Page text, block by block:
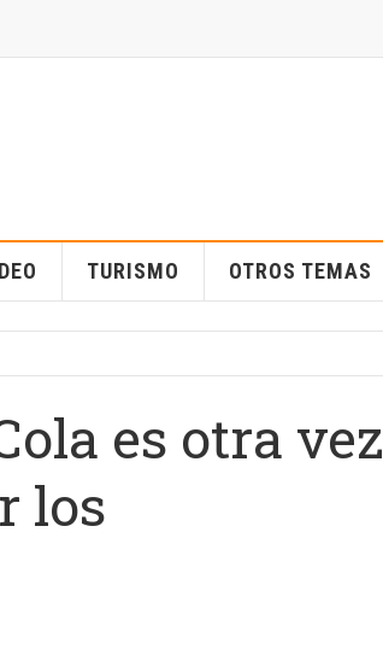
TURISMO OTROS TEMAS
es otra vez
los